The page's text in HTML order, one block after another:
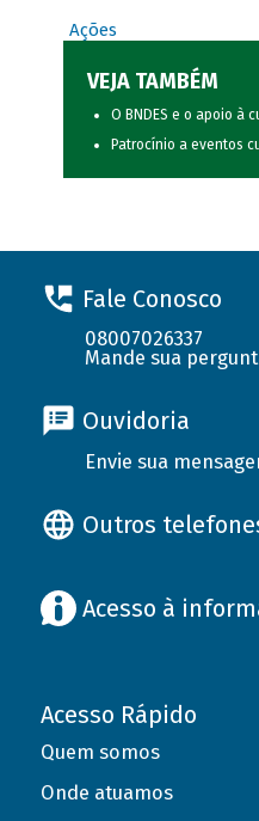
Ações
VEJA TAMBÉM
O BNDES e o apoio à
Patrocínio a eventos
Fale Conosco
08007026337
Mande sua
Ouvidoria
Envie sua
Outros
Acesso à
Acesso Rápido
Quem somos
Onde atuamos